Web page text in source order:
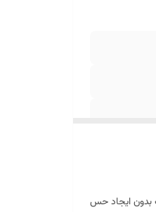
بدون ایجاد حس